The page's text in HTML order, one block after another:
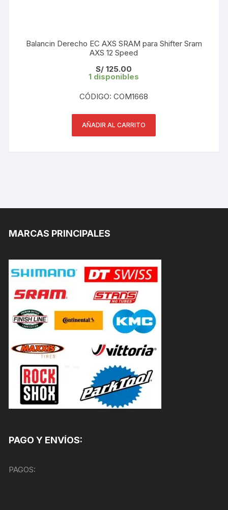
Balancin Derecho EC AXS SRAM para Shifter Sram
AXS 12 Speed
S/ 125.00
1 disponibles
CÓDIGO: COM1668
AÑADIR AL CARRITO
MARCAS PRINCIPALES
PAGO Y ENVÍOS:
PAGOS: